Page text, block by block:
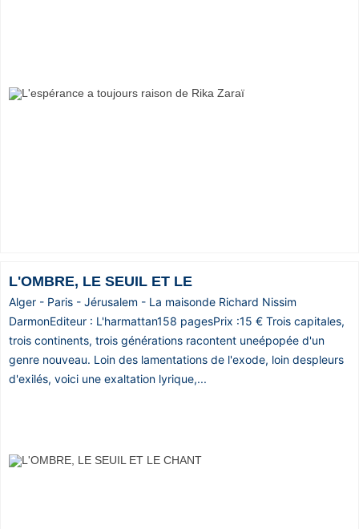
L'OMBRE, LE SEUIL ET LE
Alger - Paris - Jérusalem - La maisonde Richard Nissim
DarmonEditeur : L'harmattan158 pagesPrix :15 € Trois capitales,
trois continents, trois générations racontent uneépopée d'un
genre nouveau. Loin des lamentations de l'exode, loin despleurs
d'exilés, voici une exaltation lyrique,...